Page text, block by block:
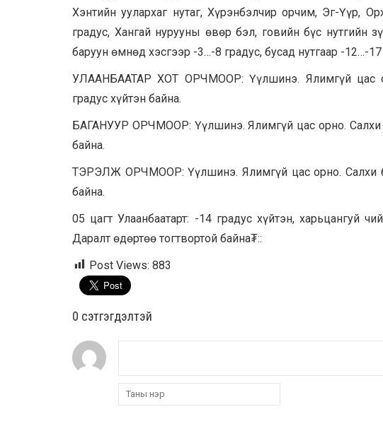
Хэнтийн уулархаг нутаг, Хүрэнбэлчир орчим, Эг-Үүр,
градус, Хангай нурууны өвөр бэл, говийн бүс нутгийн
баруун өмнөд хэсгээр -3…-8 градус, бусад нутгаар -12…-17
УЛААНБААТАР ХОТ ОРЧМООР: Үүлшинэ. Ялимгүй цас
градус хүйтэн байна.
БАГАНУУР ОРЧМООР: Үүлшинэ. Ялимгүй цас орно. Салхи
байна.
ТЭРЭЛЖ ОРЧМООР: Үүлшинэ. Ялимгүй цас орно. Салхи
байна.
05 цагт Улаанбаатарт: -14 градус хүйтэн, харьцангуй
Даралт өдөртөө тогтвортой байна₮::
Post Views: 883
0 cэтгэгдэлтэй